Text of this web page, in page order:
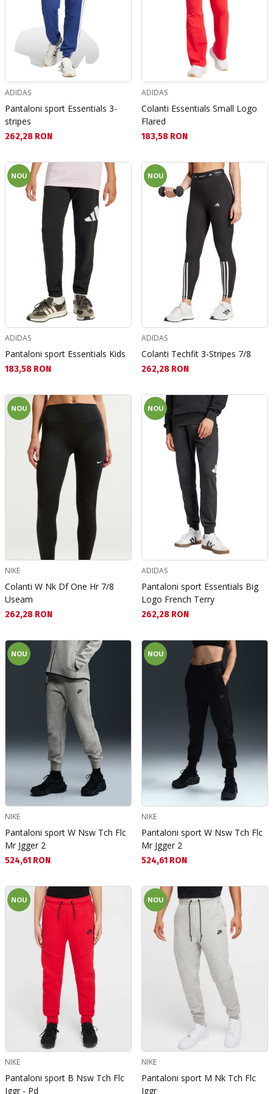
ADIDAS
Pantaloni sport Essentials 3-
stripes
Текуща цена:
262,28 RON
ADIDAS
Colanti Essentials Small Logo
Flared
Текуща цена:
183,58 RON
NOU
ADIDAS
Pantaloni sport Essentials Kids
Текуща цена:
183,58 RON
NOU
ADIDAS
Colanti Techfit 3-Stripes 7/8
Текуща цена:
262,28 RON
NOU
NIKE
Colanti W Nk Df One Hr 7/8
Useam
Текуща цена:
262,28 RON
NOU
ADIDAS
Pantaloni sport Essentials Big
Logo French Terry
Текуща цена:
262,28 RON
NOU
NIKE
Pantaloni sport W Nsw Tch Flc
Mr Jgger 2
Текуща цена:
524,61 RON
NOU
NIKE
Pantaloni sport W Nsw Tch Flc
Mr Jgger 2
Текуща цена:
524,61 RON
NOU
NIKE
Pantaloni sport B Nsw Tch Flc
Jggr - Pd
NOU
NIKE
Pantaloni sport M Nk Tch Flc
Jggr